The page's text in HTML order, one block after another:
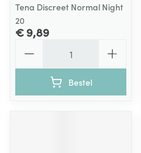
Tena Discreet Normal Night
20
€ 9,89
Bestel